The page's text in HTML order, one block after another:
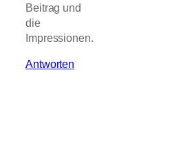
Beitrag und
die
Impressionen.
Antworten